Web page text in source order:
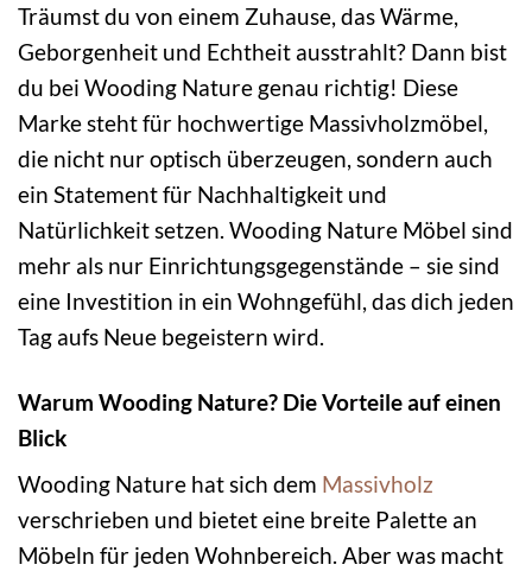
Träumst du von einem Zuhause, das Wärme,
Geborgenheit und Echtheit ausstrahlt? Dann bist
du bei Wooding Nature genau richtig! Diese
Marke steht für hochwertige Massivholzmöbel,
die nicht nur optisch überzeugen, sondern auch
ein Statement für Nachhaltigkeit und
Natürlichkeit setzen. Wooding Nature Möbel sind
mehr als nur Einrichtungsgegenstände – sie sind
eine Investition in ein Wohngefühl, das dich jeden
Tag aufs Neue begeistern wird.
Warum Wooding Nature? Die Vorteile auf einen
Blick
Wooding Nature hat sich dem Massivholz
verschrieben und bietet eine breite Palette an
Möbeln für jeden Wohnbereich. Aber was macht